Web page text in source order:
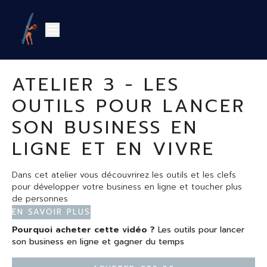
ATELIER 3 - LES
OUTILS POUR LANCER
SON BUSINESS EN
LIGNE ET EN VIVRE
Dans cet atelier vous découvrirez les outils et les clefs
pour développer votre business en ligne et toucher plus
de personnes
Quelle plateforme utilisée
Quels outils pour les paiements
Comment vendre vos offres en ligne
En savoir plus
Pourquoi acheter cette vidéo ? Les outils pour lancer
son business en ligne et gagner du temps